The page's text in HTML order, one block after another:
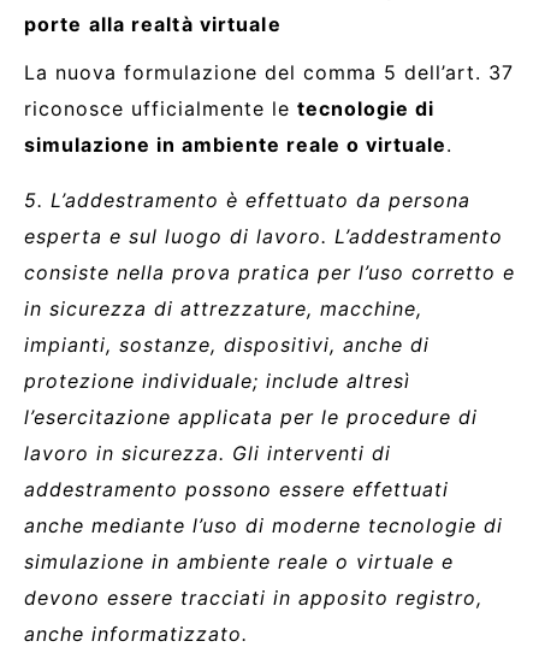
porte alla realtà virtuale
La nuova formulazione del comma 5 dell’art. 37
riconosce ufficialmente le tecnologie di
simulazione in ambiente reale o virtuale.
5. L’addestramento è effettuato da persona
esperta e sul luogo di lavoro. L’addestramento
consiste nella prova pratica per l’uso corretto e
in sicurezza di attrezzature, macchine,
impianti, sostanze, dispositivi, anche di
protezione individuale; include altresì
l’esercitazione applicata per le procedure di
lavoro in sicurezza. Gli interventi di
addestramento possono essere effettuati
anche mediante l’uso di moderne tecnologie di
simulazione in ambiente reale o virtuale e
devono essere tracciati in apposito registro,
anche informatizzato.